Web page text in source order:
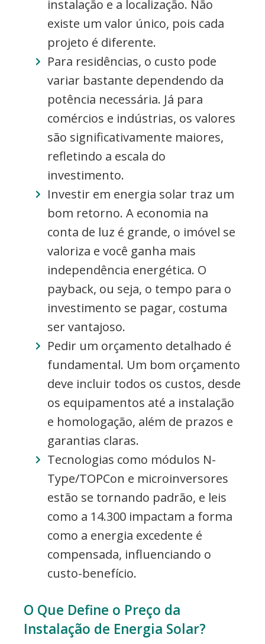
instalação e a localização. Não
existe um valor único, pois cada
projeto é diferente.
Para residências, o custo pode
variar bastante dependendo da
potência necessária. Já para
comércios e indústrias, os valores
são significativamente maiores,
refletindo a escala do
investimento.
Investir em energia solar traz um
bom retorno. A economia na
conta de luz é grande, o imóvel se
valoriza e você ganha mais
independência energética. O
payback, ou seja, o tempo para o
investimento se pagar, costuma
ser vantajoso.
Pedir um orçamento detalhado é
fundamental. Um bom orçamento
deve incluir todos os custos, desde
os equipamentos até a instalação
e homologação, além de prazos e
garantias claras.
Tecnologias como módulos N-
Type/TOPCon e microinversores
estão se tornando padrão, e leis
como a 14.300 impactam a forma
como a energia excedente é
compensada, influenciando o
custo-benefício.
O Que Define o Preço da
Instalação de Energia Solar?